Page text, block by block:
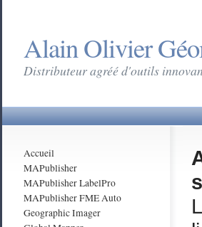
Alain Olivier
Distributeur agréé d'outils
Accueil
MAPublisher
MAPublisher LabelPro
MAPublisher FME Auto
Geographic Imager